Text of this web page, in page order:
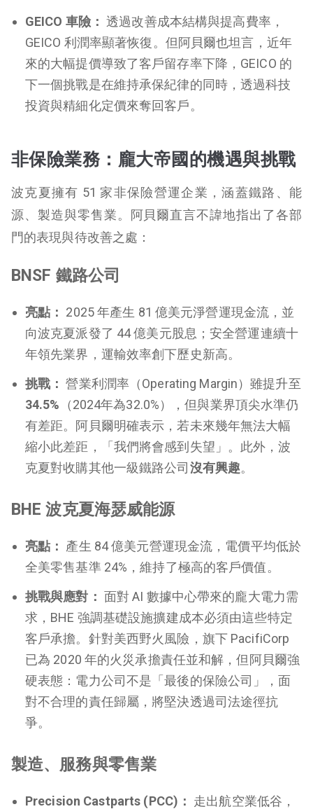
GEICO 車險： 透過改善成本結構與提高費率，
GEICO 利潤率顯著恢復。但阿貝爾也坦言，近年
來的大幅提價導致了客戶留存率下降，GEICO 的
下一個挑戰是在維持承保紀律的同時，透過科技
投資與精細化定價來奪回客戶。
非保險業務：龐大帝國的機遇與挑戰
波克夏擁有 51 家非保險營運企業，涵蓋鐵路、能
源、製造與零售業。阿貝爾直言不諱地指出了各部
門的表現與待改善之處：
BNSF 鐵路公司
亮點： 2025 年產生 81 億美元淨營運現金流，並
向波克夏派發了 44 億美元股息；安全營運連續十
年領先業界，運輸效率創下歷史新高。
挑戰： 營業利潤率（Operating Margin）雖提升至
34.5% （2024年為32.0%），但與業界頂尖水準仍
有差距。阿貝爾明確表示，若未來幾年無法大幅
縮小此差距，「我們將會感到失望」。此外，波
克夏對收購其他一級鐵路公司 沒有興趣。
BHE 波克夏海瑟威能源
亮點：
產生 84 億美元營運現金流，電價平均低於
全美零售基準 24%，維持了極高的客戶價值。
挑戰與應對： 面對 AI 數據中心帶來的龐大電力需
求，BHE 強調基礎設施擴建成本必須由這些特定
客戶承擔。針對美西野火風險，旗下 PacifiCorp
已為 2020 年的火災承擔責任並和解，但阿貝爾強
硬表態：電力公司不是「最後的保險公司」，面
對不合理的責任歸屬，將堅決透過司法途徑抗
爭。
製造、服務與零售業
Precision Castparts (PCC)： 走出航空業低谷，